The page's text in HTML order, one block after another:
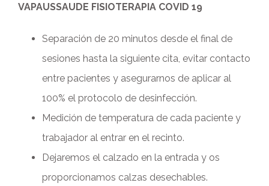
VAPAUSSAUDE FISIOTERAPIA COVID 19
Separación de 20 minutos desde el final de
sesiones hasta la siguiente cita, evitar contacto
entre pacientes y asegurarnos de aplicar al
100% el protocolo de desinfección.
Medición de temperatura de cada paciente y
trabajador al entrar en el recinto.
Dejaremos el calzado en la entrada y os
proporcionamos calzas desechables.